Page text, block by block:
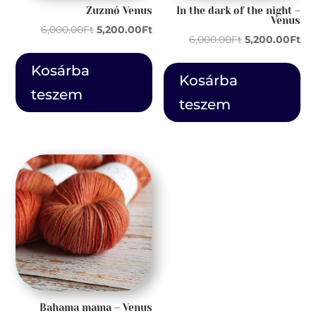
Zuzmó Venus
6,000.00Ft Original
5,200.00FtCurrent
is:
5,200.00Ft.
Kosárba
teszem
In the dark of the night –
Venus
6,000.00Ft Original
5,200.00Ft
is:
Kosárba
teszem
Bahama mama – Venus